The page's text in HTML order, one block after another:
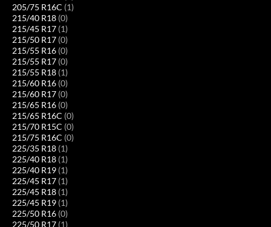
205/75 R16C (1)
215/40 R18 (0)
215/45 R17 (1)
215/50 R17 (0)
215/55 R16 (0)
215/55 R17 (0)
215/55 R18 (1)
215/60 R16 (0)
215/60 R17 (0)
215/65 R16 (0)
215/65 R16C (0)
215/70 R15C (0)
215/75 R16C (0)
225/35 R18 (1)
225/40 R18 (1)
225/40 R19 (1)
225/45 R17 (1)
225/45 R18 (1)
225/45 R19 (1)
225/50 R16 (0)
225/50 R17 (1)